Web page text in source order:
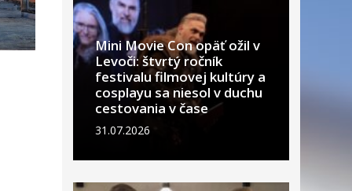
Mini Movie Con opäť ožil v
Levoči: štvrtý ročník
festivalu filmovej kultúry a
cosplayu sa niesol v duchu
cestovania v čase
31.07.2026